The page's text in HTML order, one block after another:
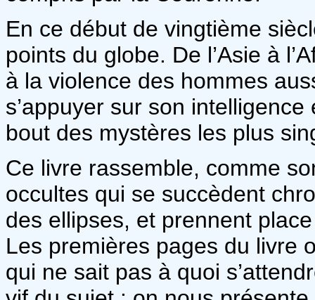
En ce début de vingtième
points du globe. De l’Asie à
à la violence des hommes
s’appuyer sur son
bout des mystères les plus
Ce livre rassemble, comme
occultes qui se succèdent
des ellipses, et prennent
Les premières pages du livre
qui ne sait pas à quoi